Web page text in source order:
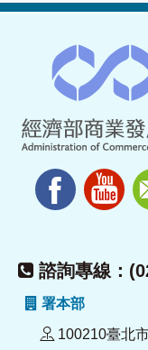
諮詢專線：
署本部
100210臺北